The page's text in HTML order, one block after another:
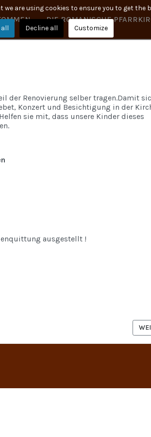
DIE ROMANISCHE
der Renovierung selber tragen.Damit
Konzert und Besichtigung in der
sie mit, dass unsere Kinder dieses
ausgestellt !
we are using cookies to ensure you to get the
Decline all Customize